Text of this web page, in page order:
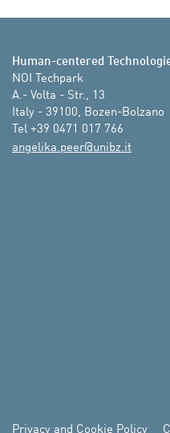
Human-centered
NOI Techpark
A.- Volta - Str., 13
Italy - 39100, Bozen-Bolzano
Tel +39 0471 017 766
ti.zbinu@reep.akilegna
Privacy and Cookie Policy